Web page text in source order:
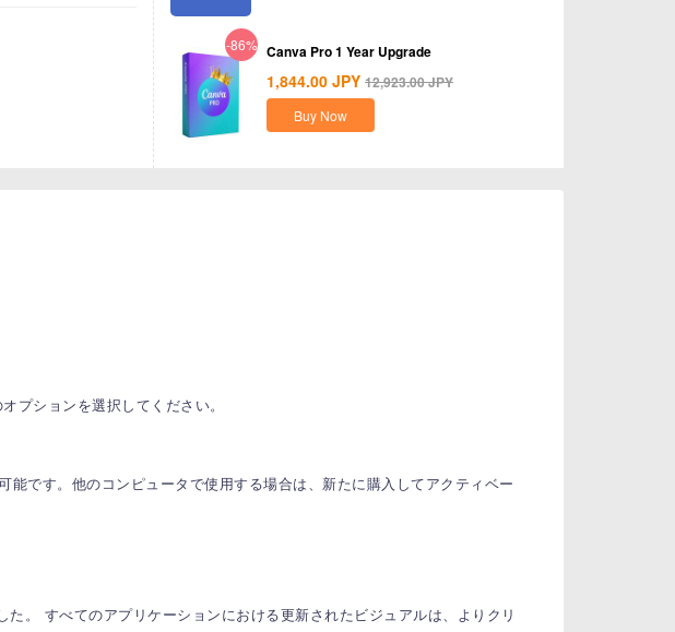
-86% Canva Pro 1 Year Upgrade
1,844.00 JPY 12,923.00JPY
Buy Now
プションを選択してください。
です。他のコンピュータで使用する場合は、新たに購入してアクティベー
。
すべてのアプリケーションにおける更新されたビジュアルは、よりクリ